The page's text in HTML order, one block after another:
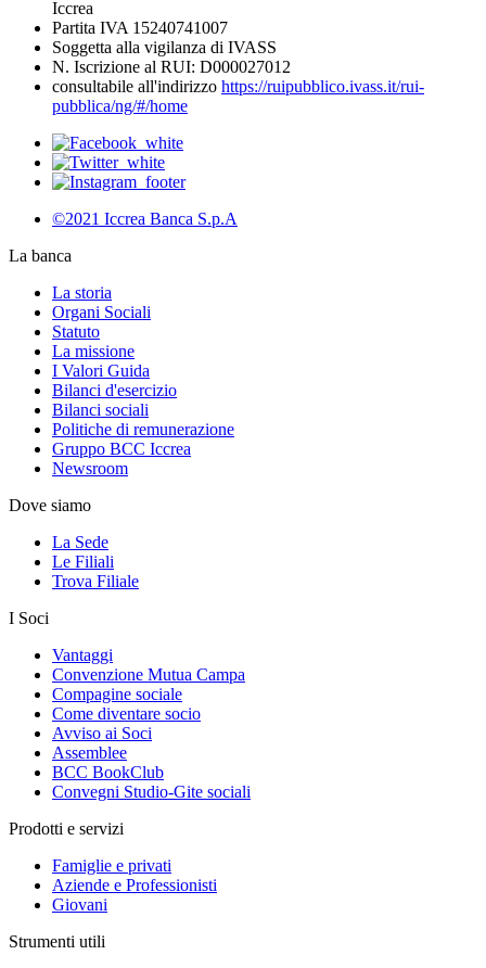
Iccrea
Partita IVA 15240741007
Soggetta alla vigilanza di IVASS
N. Iscrizione al RUI: D000027012
consultabile all'indirizzo https://ruipubblico.ivass.it/rui-
pubblica/ng/#/home
©2021 Iccrea Banca S.p.A
La banca
La storia
Organi Sociali
Statuto
La missione
I Valori Guida
Bilanci d'esercizio
Bilanci sociali
Politiche di remunerazione
Gruppo BCC Iccrea
Newsroom
Dove siamo
La Sede
Le Filiali
Trova Filiale
I Soci
Vantaggi
Convenzione Mutua Campa
Compagine sociale
Come diventare socio
Avviso ai Soci
Assemblee
BCC BookClub
Convegni Studio-Gite sociali
Prodotti e servizi
Famiglie e privati
Aziende e Professionisti
Giovani
Strumenti utili